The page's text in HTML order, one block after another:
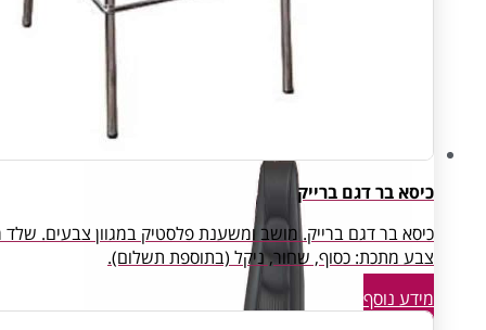
Open Space
פינות המתנה
כיסא בר דגם ברייק
צבע מתכת: כסוף, שחור, ניקל (בתוספת תשלום).
מידע נוסף